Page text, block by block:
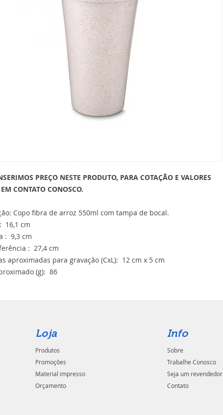
PREÇO NESTE PRODUTO, PARA COTAÇÃO E VALORES
CONTATO CONOSCO.
Copo fibra de arroz 550ml com tampa de bocal.
16,1 cm
: 9,3 cm
: 27,4 cm
aproximadas para gravação (CxL): 12 cm x 5 cm
(g): 86
Loja
Produtos
Promoções
Material impresso
Orçamento
Info
Sobre
Trabalhe Conosco
Seja um revendedor
Contato